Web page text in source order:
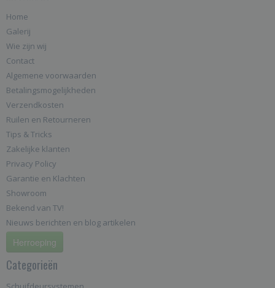
Home
Galerij
Wie zijn wij
Contact
Algemene voorwaarden
Betalingsmogelijkheden
Verzendkosten
Ruilen en Retourneren
Tips & Tricks
Zakelijke klanten
Privacy Policy
Garantie en Klachten
Showroom
Bekend van TV!
Nieuws berichten en blog artikelen
Herroeping
Categorieën